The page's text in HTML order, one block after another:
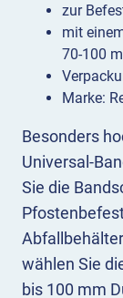
Besonders
Universal-
Sie die
wählen Sie
bis 100 mm
zur
mit
70-100
Marke: